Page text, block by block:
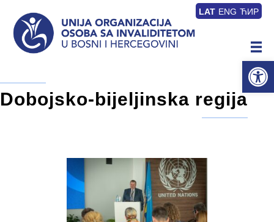
LAT ENG ЋИР
Dobojsko-bijeljinska regija